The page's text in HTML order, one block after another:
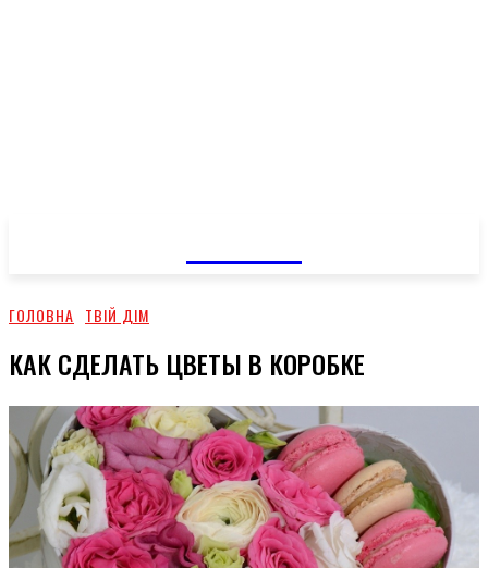
ГОЛОВНА ТВІЙ ДІМ
КАК СДЕЛАТЬ ЦВЕТЫ В КОРОБКЕ